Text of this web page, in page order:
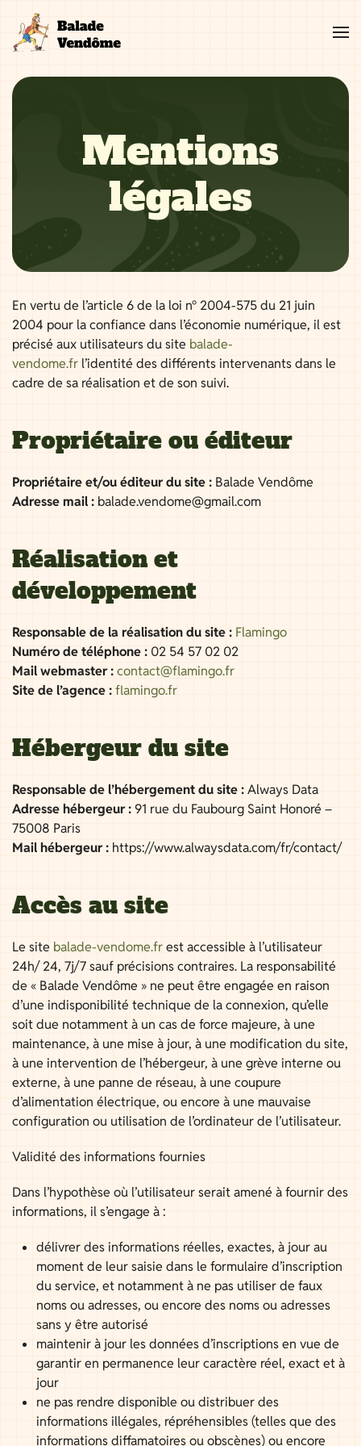
contenu
Mentions
légales
En vertu de l’article 6 de la loi n° 2004-575 du 21 juin
2004 pour la confiance dans l’économie numérique, il est
précisé aux utilisateurs du site balade-
vendome.fr l’identité des différents intervenants dans le
cadre de sa réalisation et de son suivi.
Propriétaire ou éditeur
Propriétaire et/ou éditeur du site : Balade Vendôme
Adresse mail : balade.vendome@gmail.com
Réalisation et
développement
Responsable de la réalisation du site : Flamingo
Numéro de téléphone : 02 54 57 02 02
Mail webmaster :contact@flamingo.fr
Site de l’agence :flamingo.fr
Hébergeur du site
Responsable de l’hébergement du site :Always Data
Adresse hébergeur :91 rue du Faubourg Saint Honoré –
75008 Paris
Mail hébergeur : https://www.alwaysdata.com/fr/contact/
Accès au site
Le site balade-vendome.frest accessible à l’utilisateur
24h/ 24, 7j/7 sauf précisions contraires. La responsabilité
de « Balade Vendôme » ne peut être engagée en raison
d’une indisponibilité technique de la connexion, qu’elle
soit due notamment à un cas de force majeure, à une
maintenance, à une mise à jour, à une modification du site,
à une intervention de l’hébergeur, à une grève interne ou
externe, à une panne de réseau, à une coupure
d’alimentation électrique, ou encore à une mauvaise
configuration ou utilisation de l’ordinateur de l’utilisateur.
Validité des informations fournies
Dans l’hypothèse où l’utilisateur serait amené à fournir des
informations, il s’engage à :
délivrer des informations réelles, exactes, à jour au
moment de leur saisie dans le formulaire d’inscription
du service, et notamment à ne pas utiliser de faux
noms ou adresses, ou encore des noms ou adresses
sans y être autorisé
maintenir à jour les données d’inscriptions en vue de
garantir en permanence leur caractère réel, exact et à
jour
ne pas rendre disponible ou distribuer des
informations illégales, répréhensibles (telles que des
informations diffamatoires ou obscènes) ou encore